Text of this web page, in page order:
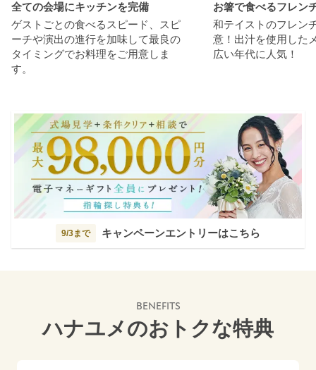
全ての会場にキッチンを完備
ゲストごとの食べるスピード、スピ
ーチや演出の進行を加味して最良の
タイミングでお料理をご用意しま
す。
お箸で食べるフレン
和テイストのフレン
意！出汁を使用した
広い年代に人気！
9/3まで キャンペーンエントリーはこちら
BENEFITS
ハナユメのおトクな特典